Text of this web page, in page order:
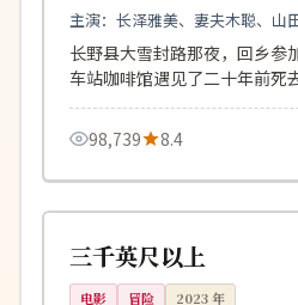
主演：长泽雅美、妻夫木聪、山
长野县大雪封路那夜，回乡参
车站咖啡馆遇见了二十年前死
98,739 8.4
美国
完结
三千英尺以上
电影 冒险 2023年